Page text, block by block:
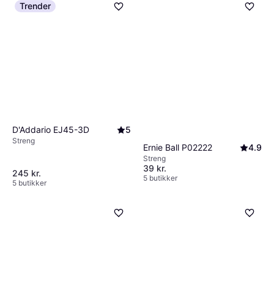
Trender
D'Addario EJ45-3D 5
Streng
245 kr.
5 butikker
Ernie Ball P02222 4.9
Streng
39 kr.
5 butikker